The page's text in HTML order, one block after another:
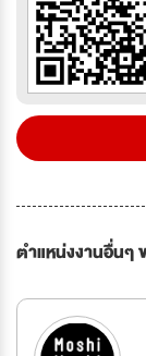
ตำแหน่งงานอื่นๆ